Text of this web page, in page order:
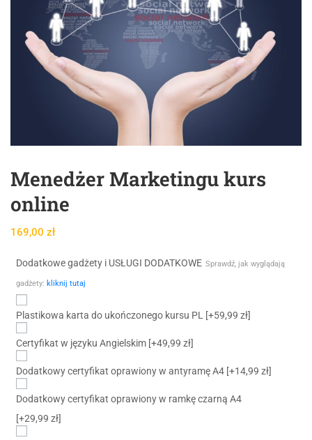
Menedżer Marketingu kurs
online
169,00 zł
Dodatkowe gadżety i USŁUGI DODATKOWE Sprawdź, jak wyglądają
gadżety: kliknij tutaj
Plastikowa karta do ukończonego kursu PL [+59,99 zł]
Certyfikat w języku Angielskim [+49,99 zł]
Dodatkowy certyfikat oprawiony w antyramę A4 [+14,99 zł]
Dodatkowy certyfikat oprawiony w ramkę czarną A4
[+29,99 zł]